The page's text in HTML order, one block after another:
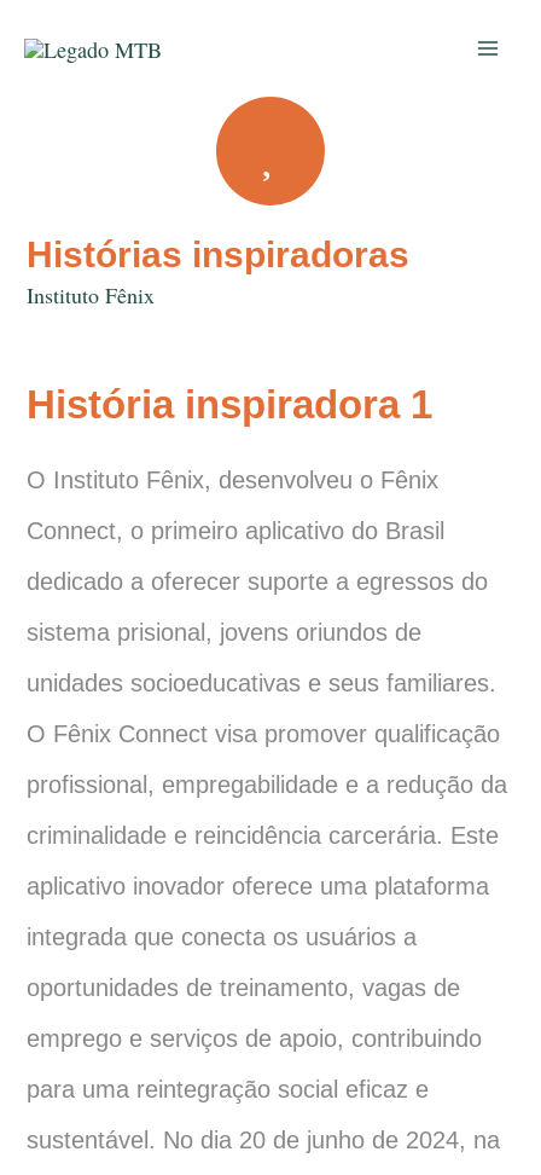
para
Histórias inspiradoras
Instituto Fênix
História inspiradora 1
O Instituto Fênix, desenvolveu o Fênix
Connect, o primeiro aplicativo do Brasil
dedicado a oferecer suporte a egressos do
sistema prisional, jovens oriundos de
unidades socioeducativas e seus familiares.
O Fênix Connect visa promover qualificação
profissional, empregabilidade e a redução da
criminalidade e reincidência carcerária. Este
aplicativo inovador oferece uma plataforma
integrada que conecta os usuários a
oportunidades de treinamento, vagas de
emprego e serviços de apoio, contribuindo
para uma reintegração social eficaz e
sustentável. No dia 20 de junho de 2024, na